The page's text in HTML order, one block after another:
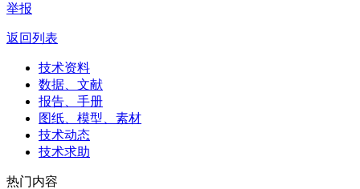
举报
返回列表
技术资料
数据、文献
报告、手册
图纸、模型、素材
技术动态
技术求助
热门内容